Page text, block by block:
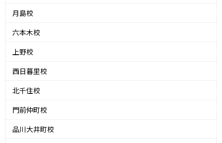
月島校
六本木校
上野校
西日暮里校
北千住校
門前仲町校
品川大井町校